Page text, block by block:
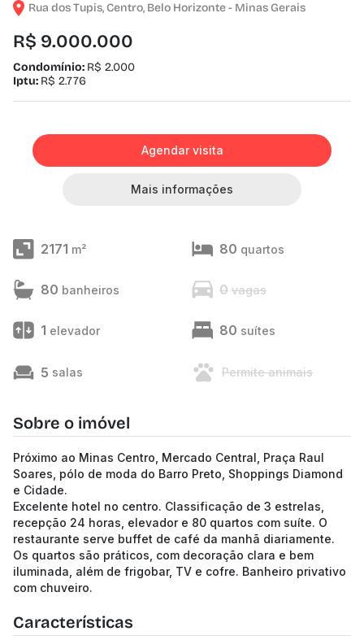
Rua dos Tupis, Centro, Belo Horizonte - Minas Gerais
R$ 9.000.000
Condomínio: R$ 2.000
Iptu: R$ 2.776
Agendar visita
Mais informações
2171 m² 80 quartos
80 banheiros 0 vagas
1 elevador 80 suítes
5 salas Permite animais
Sobre o imóvel
Próximo ao Minas Centro, Mercado Central, Praça Raul
Soares, pólo de moda do Barro Preto, Shoppings Diamond
e Cidade.
Excelente hotel no centro. Classificação de 3 estrelas,
recepção 24 horas, elevador e 80 quartos com suíte. O
restaurante serve buffet de café da manhã diariamente.
Os quartos são práticos, com decoração clara e bem
iluminada, além de frigobar, TV e cofre. Banheiro privativo
com chuveiro.
Características